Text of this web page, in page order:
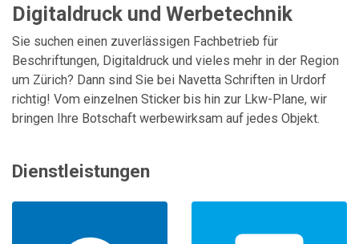
Digitaldruck und Werbetechnik
Sie suchen einen zuverlässigen Fachbetrieb für
Beschriftungen, Digitaldruck und vieles mehr in der Region
um Zürich? Dann sind Sie bei Navetta Schriften in Urdorf
richtig! Vom einzelnen Sticker bis hin zur Lkw-Plane, wir
bringen Ihre Botschaft werbewirksam auf jedes Objekt.
Dienstleistungen